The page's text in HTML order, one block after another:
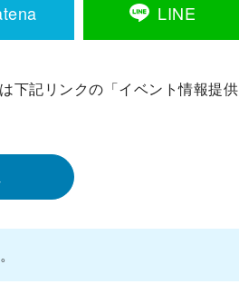
LINE
下記リンクの「イベント情報提供